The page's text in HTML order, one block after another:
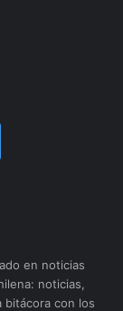
en noticias
noticias,
bitácora con los